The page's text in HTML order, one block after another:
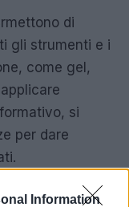
Information
di
gli strumenti e i
come gel,
si
per dare
è quello della